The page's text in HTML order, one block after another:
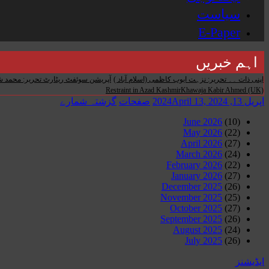
سیاست
E-Paper
اہم خبریں
اپنی ذات ۔۔ تحریر: نزہت ایوب کاظمی (اسلام آباد ) آپریشن سوئفٹ ریٹارٹ تحریر: محمد
Restraint in Azad KashmirKhawaja Kabir Ahmed (UK)
اپریل 13, 2024 April 13, 2024 صفحات گزشتہ شمارے
June 2026 (10)
May 2026 (22)
April 2026 (27)
March 2026 (24)
February 2026 (22)
January 2026 (27)
December 2025 (26)
November 2025 (25)
October 2025 (27)
September 2025 (26)
August 2025 (24)
July 2025 (26)
ایڈیشنز